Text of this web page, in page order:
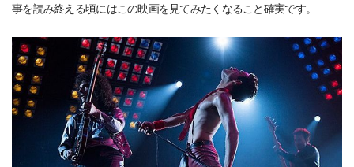
事を読み終える頃にはこの映画を見てみたくなること確実です。